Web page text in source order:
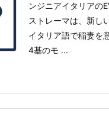
ンジニアイタリアの
ストレーマは、新し
イタリア語で稲妻を
4基のモ ...